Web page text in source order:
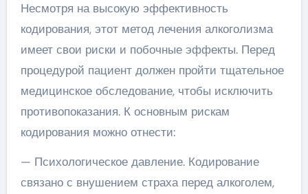
Несмотря на высокую эффективность
кодирования, этот метод лечения алкоголизма
имеет свои риски и побочные эффекты. Перед
процедурой пациент должен пройти тщательное
медицинское обследование, чтобы исключить
противопоказания. К основным рискам
кодирования можно отнести:
— Психологическое давление. Кодирование
связано с внушением страха перед алкоголем,